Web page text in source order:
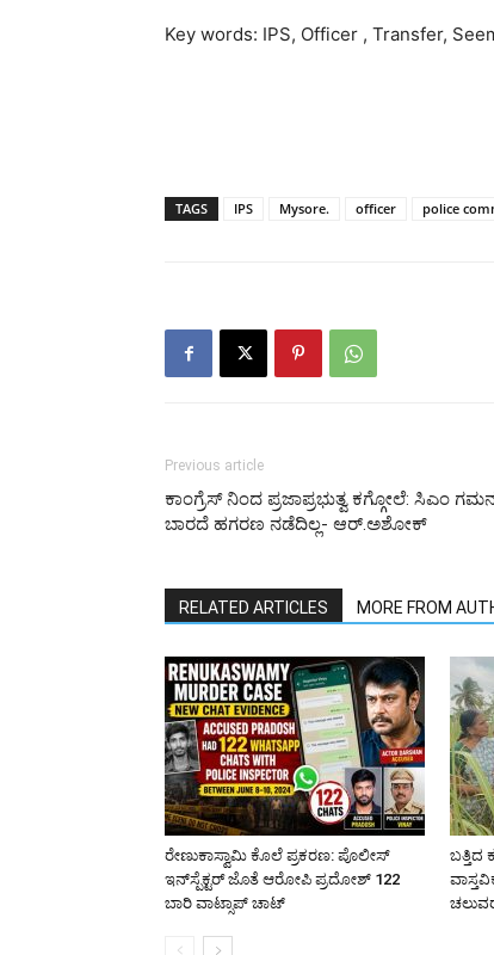
Key words: IPS, Officer , Transfer,
TAGS IPS Mysore. officer police
Previous article
ಕಾಂಗ್ರೆಸ್ ನಿಂದ ಪ್ರಜಾಪ್ರಭುತ್ವ ಕಗ್ಗೋಲೆ: ಸಿಎಂ
ಬಾರದೆ ಹಗರಣ ನಡೆದಿಲ್ಲ- ಆರ್.ಅಶೋಕ್
RELATED ARTICLES MORE FROM
ರೇಣುಕಾಸ್ವಾಮಿ ಕೊಲೆ ಪ್ರಕರಣ: ಪೊಲೀಸ್
ಇನ್‌ಸ್ಪೆಕ್ಟರ್‌ ಜೊತೆ ಆರೋಪಿ ಪ್ರದೋಶ್‌ 122
ಬಾರಿ ವಾಟ್ಸಾಪ್ ಚಾಟ್
ಬತ್ತಿದ